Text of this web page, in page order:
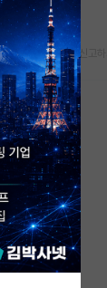
스크랩 신고하